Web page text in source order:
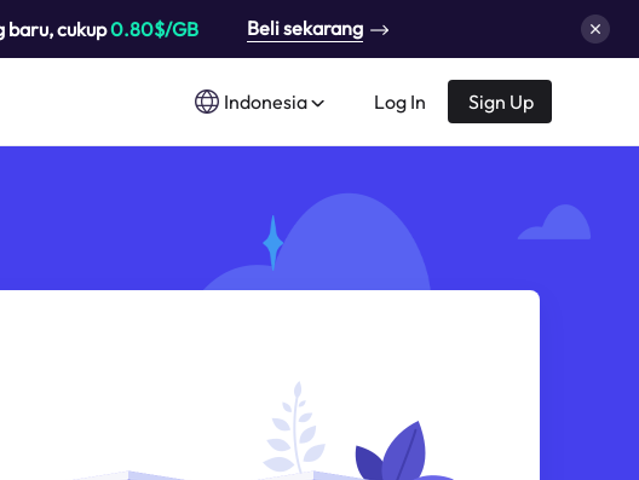
baru, cukup0.80$/GB Beli sekarang
Indonesia Log In Sign Up